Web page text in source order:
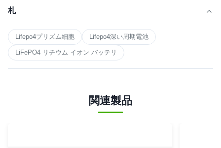
札
Lifepo4プリズム細胞 Lifepo4深い周期電池
LiFePO4 リチウム イオン バッテリ
関連製品